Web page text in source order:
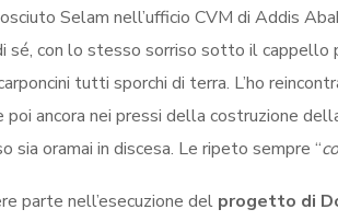
Selam nell’ufficio CVM di Addis
sé, con lo stesso sorriso sotto il
tutti sporchi di terra. L’ho
poi ancora nei pressi della costruzione
sia oramai in discesa. Le ripeto sempre “
parte nell’esecuzione del progetto di